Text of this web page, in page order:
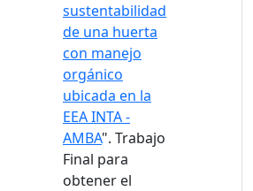
sustentabilidad
de una huerta
con manejo
orgánico
ubicada en la
EEA INTA -
AMBA". Trabajo
Final para
obtener el